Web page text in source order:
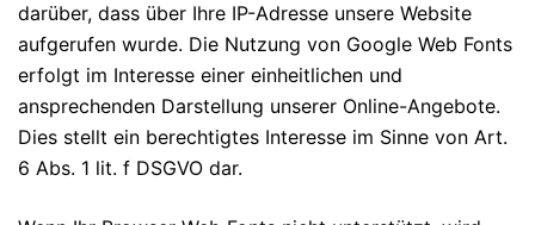
darüber, dass über Ihre IP-Adresse unsere Website
aufgerufen wurde. Die Nutzung von Google Web Fonts
erfolgt im Interesse einer einheitlichen und
ansprechenden Darstellung unserer Online-Angebote.
Dies stellt ein berechtigtes Interesse im Sinne von Art.
6 Abs. 1 lit. f DSGVO dar.